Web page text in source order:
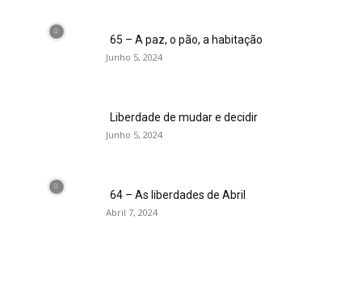
65 – A paz, o pão, a habitação
Junho 5, 2024
Liberdade de mudar e decidir
Junho 5, 2024
64 – As liberdades de Abril
Abril 7, 2024